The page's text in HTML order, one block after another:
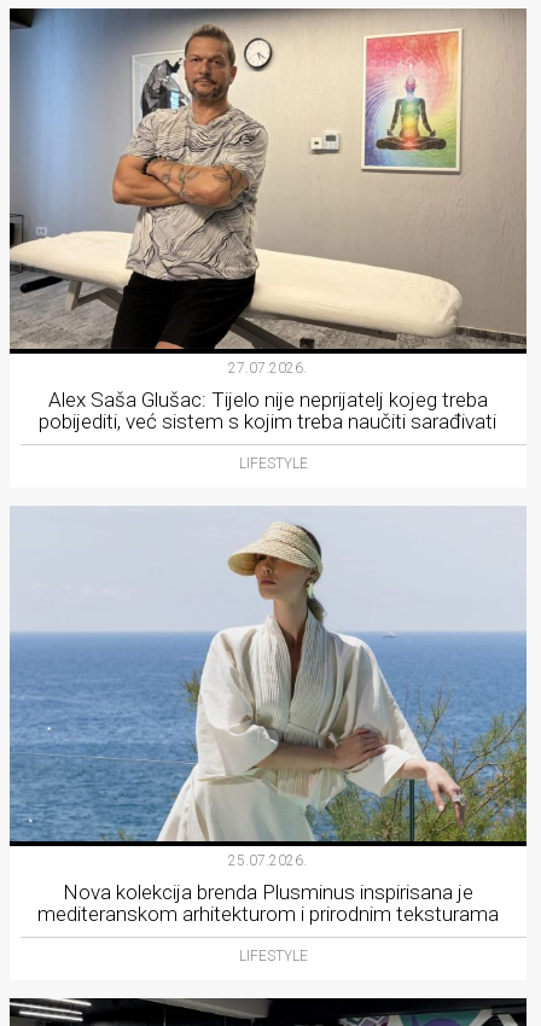
27.07.2026.
Alex Saša Glušac: Tijelo nije neprijatelj kojeg treba
pobijediti, već sistem s kojim treba naučiti sarađivati
LIFESTYLE
25.07.2026.
Nova kolekcija brenda Plusminus inspirisana je
mediteranskom arhitekturom i prirodnim teksturama
LIFESTYLE